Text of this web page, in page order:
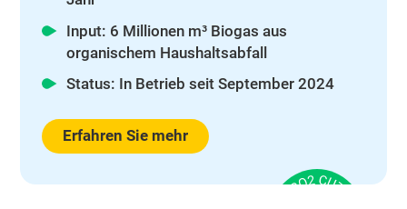
Input: 6 Millionen m³ Biogas aus
organischem Haushaltsabfall
Status: In Betrieb seit September 2024
Erfahren Sie mehr